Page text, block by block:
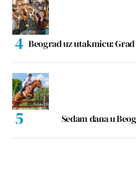
Beograd uz utakmicu:
Sedam dana u